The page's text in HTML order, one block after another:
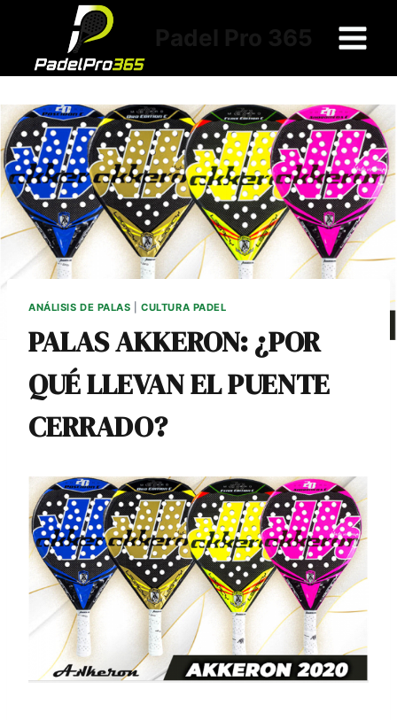
contenido
ANÁLISIS DE PALAS |CULTURA PADEL
PALAS AKKERON: ¿POR
QUÉ LLEVAN EL PUENTE
CERRADO?